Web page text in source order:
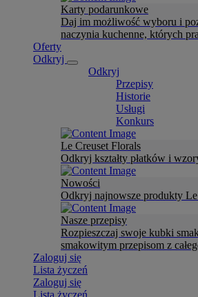
Karty podarunkowe
Daj im możliwość wyboru i
naczynia kuchenne, których
Oferty
Odkryj
Odkryj
Przepisy
Historie
Usługi
Konkurs
Le Creuset Florals
Odkryj kształty płatków i
Nowości
Odkryj najnowsze produkty Le
Nasze przepisy
Rozpieszczaj swoje kubki
smakowitym przepisom z
Zaloguj się
Lista życzeń
Zaloguj się
Lista życzeń